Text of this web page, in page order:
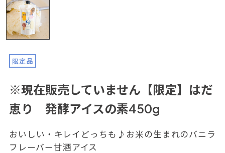
限定品
※現在販売していません【限定】はだ
恵り 発酵アイスの素450g
おいしい・キレイどっちも♪お米の生まれのバニラ
フレーバー甘酒アイス